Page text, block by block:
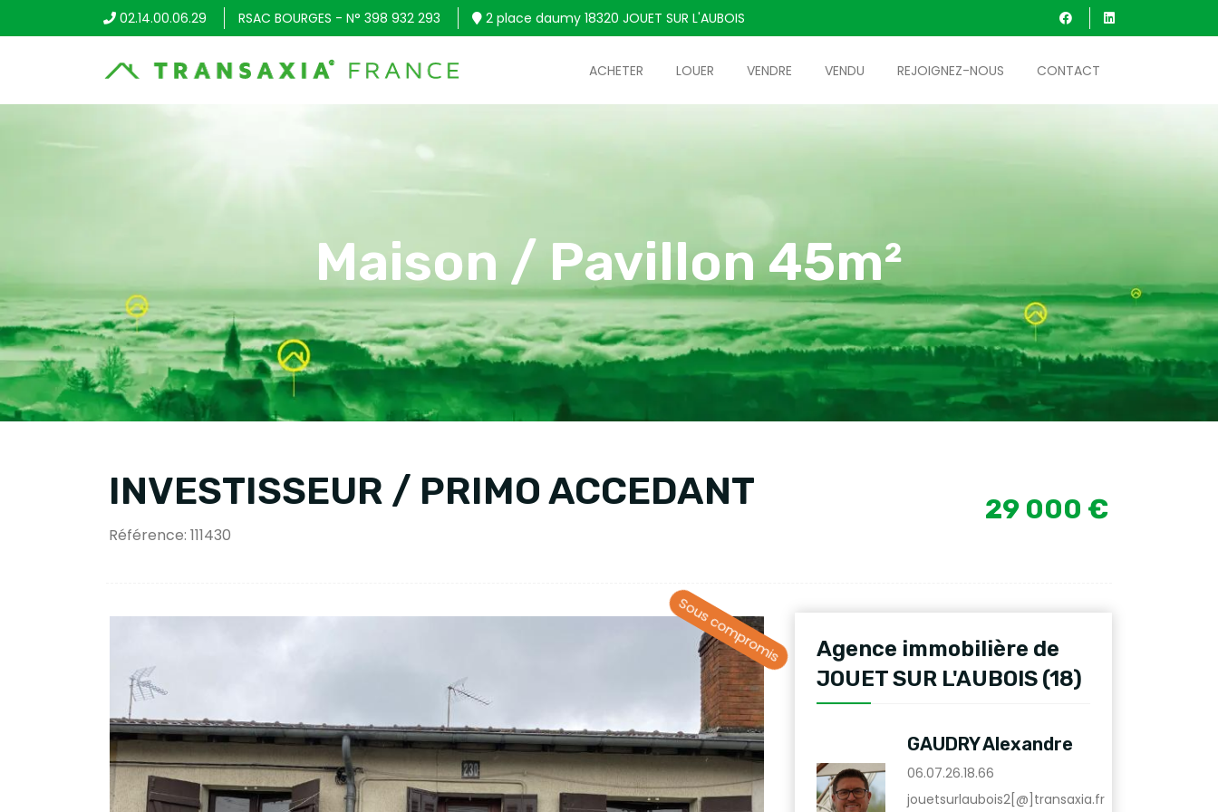
02.14.00.06.29 RSAC BOURGES - N° 398 932 293 2 place daumy 18320 JOUET SUR L'AUBOIS
ACHETER LOUER VENDRE VENDU REJOIGNEZ-NOUS CONTACT
Maison / Pavillon 45m²
INVESTISSEUR / PRIMO ACCEDANT
Référence: 111430
29 000 €
Sous compromis
Agence immobilière de
JOUET SUR L'AUBOIS (18)
GAUDRY Alexandre
06.07.26.18.66
jouetsurlaubois2[@]transaxia.fr